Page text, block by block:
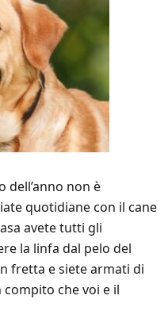
non è
quotidiane con il cane
avete tutti gli
la linfa dal pelo del
fretta e siete armati di
compito che voi e il